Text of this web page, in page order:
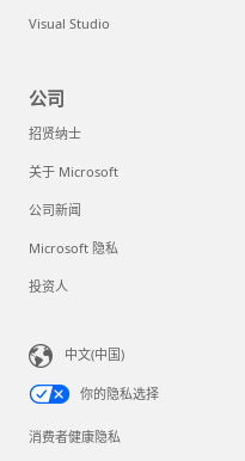
Visual Studio
公司
招贤纳士
关于 Microsoft
公司新闻
Microsoft 隐私
投资人
中文(中国)
你的隐私选择
消费者健康隐私